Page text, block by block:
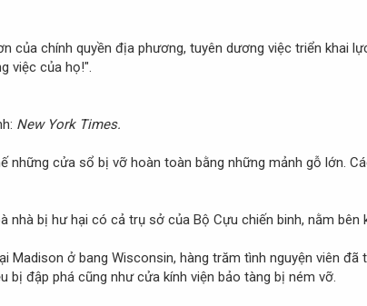
của chính quyền địa phương, tuyên dương việc triển khai
việc của họ!".
New York Times.
những cửa sổ bị vỡ hoàn toàn bằng những mảnh gỗ lớn.
bị hư hại có cả trụ sở của Bộ Cựu chiến binh, nằm bên
ở bang Wisconsin, hàng trăm tình nguyện viên đã
đập phá cũng như cửa kính viện bảo tàng bị ném vỡ.